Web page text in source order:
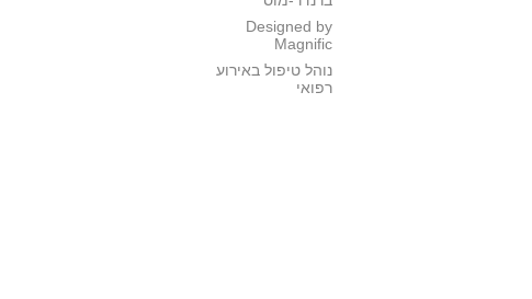
Designed by
Magnific
נוהל טיפול באירוע
רפואי